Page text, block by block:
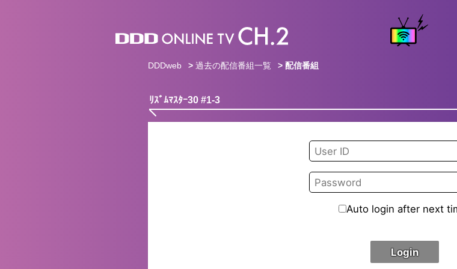
DDDweb > 過去の配信番組一覧 > 配信番組
ﾘｽﾞﾑﾏｽﾀｰ30 #1-3